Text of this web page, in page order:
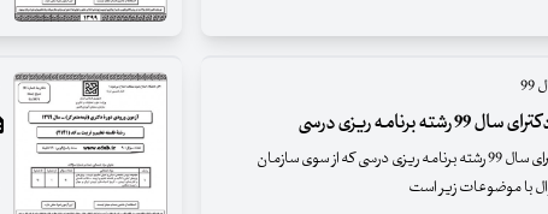
ریزی درسی
دفترچه سئوالات آزمون تخصصی دکترای سال 99 رشته برنامه ریزی درسی که از سوی سازمان